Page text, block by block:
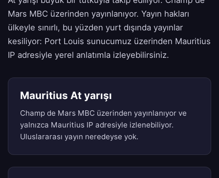
Mars MBC üzerinden yayınlanıyor. Yayın hakları
ülkeyle sınırlı, bu yüzden yurt dışında yayınlar
kesiliyor: Port Louis sunucumuz üzerinden Mauritius
IP adresiyle yerel anlatımla izleyebilirsiniz.
Mauritius At yarışı
Champ de Mars MBC üzerinden yayınlanıyor ve
yalnızca Mauritius IP adresiyle izlenebiliyor.
Uluslararası yayın neredeyse yok.